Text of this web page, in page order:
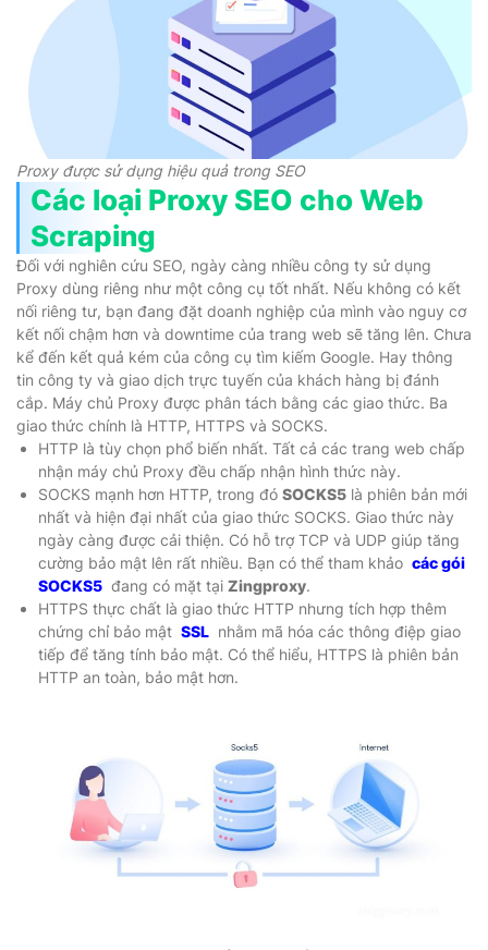
Proxy được sử dụng hiệu quả trong SEO
Các loại Proxy SEO cho Web
Scraping
Đối với nghiên cứu SEO, ngày càng nhiều công ty sử dụng
Proxy dùng riêng như một công cụ tốt nhất. Nếu không có kết
nối riêng tư, bạn đang đặt doanh nghiệp của mình vào nguy cơ
kết nối chậm hơn và downtime của trang web sẽ tăng lên. Chưa
kể đến kết quả kém của công cụ tìm kiếm Google. Hay thông
tin công ty và giao dịch trực tuyến của khách hàng bị đánh
cắp. Máy chủ Proxy được phân tách bằng các giao thức. Ba
giao thức chính là HTTP, HTTPS và SOCKS.
HTTP là tùy chọn phổ biến nhất. Tất cả các trang web chấp
nhận máy chủ Proxy đều chấp nhận hình thức này.
SOCKS mạnh hơn HTTP, trong đó SOCKS5 là phiên bản mới
nhất và hiện đại nhất của giao thức SOCKS. Giao thức này
ngày càng được cải thiện. Có hỗ trợ TCP và UDP giúp tăng
cường bảo mật lên rất nhiều. Bạn có thể tham khảo các gói
SOCKS5 đang có mặt tại Zingproxy.
HTTPS thực chất là giao thức HTTP nhưng tích hợp thêm
chứng chỉ bảo mật SSL nhằm mã hóa các thông điệp giao
tiếp để tăng tính bảo mật. Có thể hiểu, HTTPS là phiên bản
HTTP an toàn, bảo mật hơn.